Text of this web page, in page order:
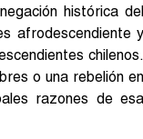
histórica del
afrodescendiente y
chilenos.
o una rebelión en
razones de esa